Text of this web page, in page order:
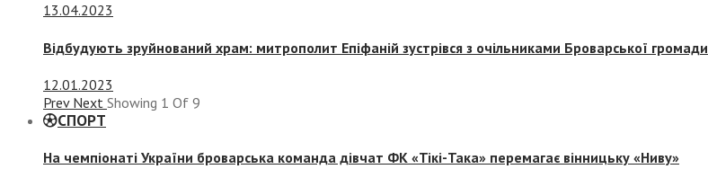
13.04.2023
Відбудують зруйнований храм: митрополит Епіфаній зустрівся з очільниками Броварської громади
12.01.2023
Prev Next Showing 1 Of 9
СПОРТ
На чемпіонаті України броварська команда дівчат ФК «Тікі-Така» перемагає вінницьку «Ниву»